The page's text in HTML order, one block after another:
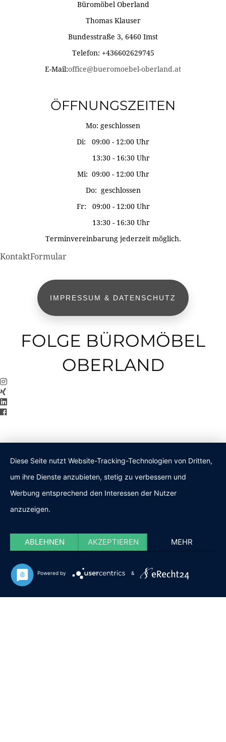
Büromöbel Oberland
Thomas Klauser
Bundesstraße 3, 6460 Imst
Telefon: +436602629745
E-Mail:office@bueromoebel-oberland.at
ÖFFNUNGSZEITEN
Mo: geschlossen
Di: 09:00 - 12:00 Uhr
13:30 - 16:30 Uhr
Mi: 09:00 - 12:00 Uhr
Do: geschlossen
Fr: 09:00 - 12:00 Uhr
13:30 - 16:30 Uhr
Terminvereinbarung jederzeit möglich.
KontaktFormular
IMPRESSUM & DATENSCHUTZ
FOLGE BÜROMÖBEL
OBERLAND
Diese Seite nutzt Website-Tracking-Technologien von Dritten,
um ihre Dienste anzubieten, stetig zu verbessern und
Werbung entsprechend den Interessen der Nutzer
anzuzeigen.
ABLEHNEN AKZEPTIEREN MEHR
Powered by &